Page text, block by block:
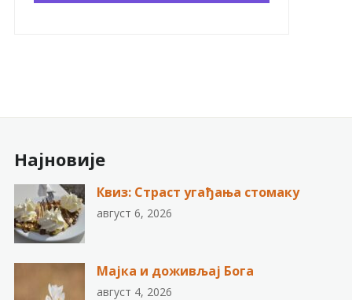
Најновије
Квиз: Страст угађања стомаку
август 6, 2026
Мајка и доживљај Бога
август 4, 2026